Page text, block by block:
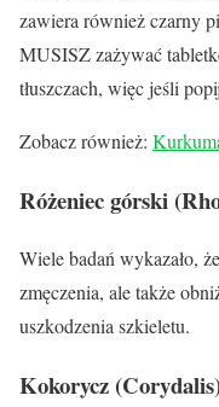
zawiera również czarny
MUSISZ zażywać
tłuszczach, więc jeśli
Zobacz również:
Różeniec górski
Wiele badań wykazało,
zmęczenia, ale także
uszkodzenia szkieletu.
Kokorycz